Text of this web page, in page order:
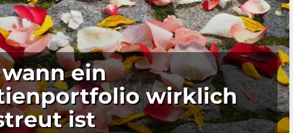
ein
wirklich
ist